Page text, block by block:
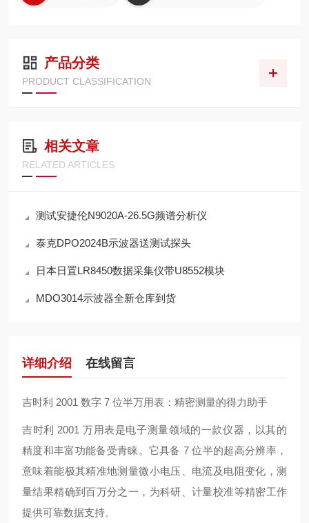
产品分类
PRODUCT CLASSIFICATION
相关文章
RELATED ARTICLES
测试安捷伦N9020A-26.5G频谱分析仪
泰克DPO2024B示波器送测试探头
日本日置LR8450数据采集仪带U8552模块
MDO3014示波器全新仓库到货
详细介绍 在线留言
吉时利 2001 数字 7 位半万用表：精密测量的得力助手
吉时利 2001 万用表是电子测量领域的一款仪器，以其的
精度和丰富功能备受青睐。它具备 7 位半的超高分辨率，
意味着能极其精准地测量微小电压、电流及电阻变化，测
量结果精确到百万分之一，为科研、计量校准等精密工作
提供可靠数据支持。